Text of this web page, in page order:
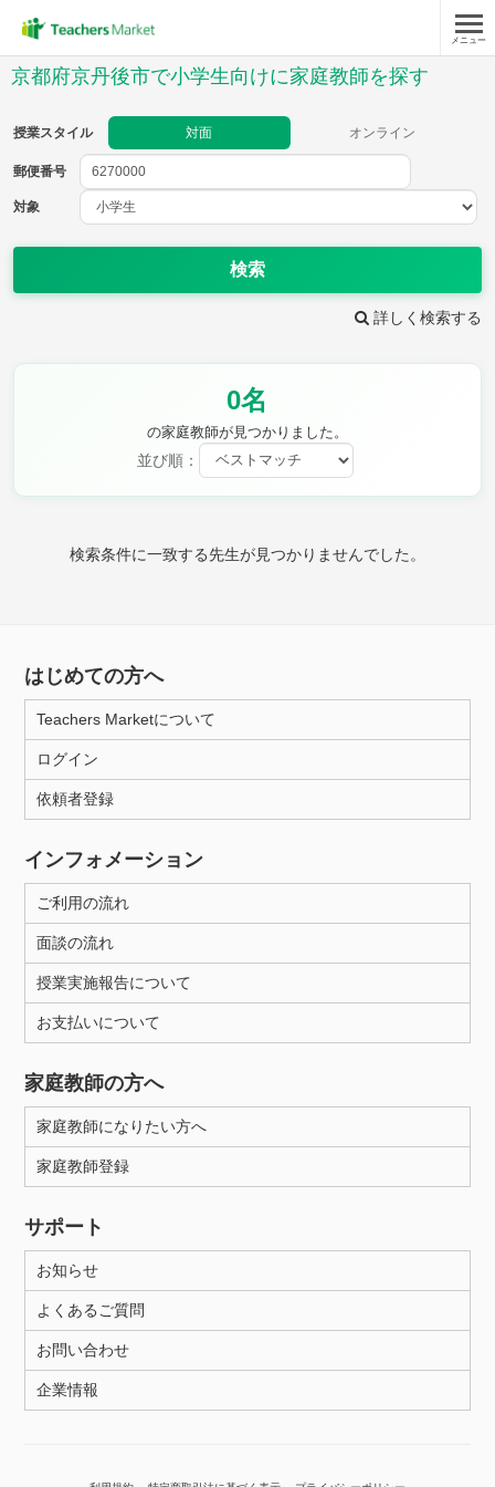
メニュー
京都府京丹後市で小学生向けに家庭教師を探す
授業スタイル 対面 オンライン
郵便番号
対象
検索
詳しく検索する
0名
の家庭教師が見つかりました。
並び順：
検索条件に一致する先生が見つかりませんでした。
郵便番号
教科
理科
保健・体育 図画工作 書写
月曜日 火曜日
所属大学
距離：15km以内
年齢：18-101歳
はじめての方へ
Teachers Marketについて
ログイン
依頼者登録
インフォメーション
ご利用の流れ
面談の流れ
授業実施報告について
お支払いについて
家庭教師の方へ
家庭教師になりたい方へ
家庭教師登録
サポート
お知らせ
よくあるご質問
お問い合わせ
企業情報